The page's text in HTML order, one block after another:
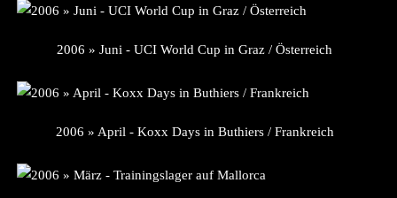
2006 » Juni - UCI World Cup in Graz / Österreich
2006 » April - Koxx Days in Buthiers / Frankreich